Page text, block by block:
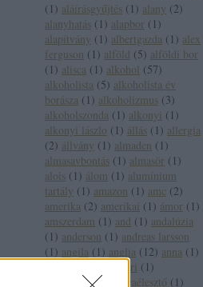
( 1 ) aláírásgyűjtés ( 1 ) alany (2)
alanyhatás ( 1 ) alapbor ( 1 )
alapítvány ( 1 ) albertgazda ( 1 ) alex
ferguson ( 1 ) alföld (5) alföldi bor
( 1 ) alisca ( 1 ) alkohol (57)
alkoholista (5) alkoholista év
borásza ( 1 ) alkoholizmus (3)
alkoholszonda ( 1 ) alkonyi ( 1 )
alkonyi lászlo ( 1 ) állás ( 1 ) allergia
(2) állvány ( 1 ) almaden ( 1 )
almasavbontás ( 1 ) almasör ( 1 )
alois ( 1 ) álom ( 1 ) alumínium
tartály ( 1 ) amazon ( 1 ) amc (2)
amerika (2) amerikai ( 1 ) ámor ( 1 )
amszerdam ( 1 ) and ( 1 ) andalúzia
( 1 ) anderson ( 1 ) andreas larsson
( 1 ) angila ( 1 ) anglia ( 12) anna ( 1 )
antinori ( 1 )
antioxidáns ( anyaélesztő ( 1 )